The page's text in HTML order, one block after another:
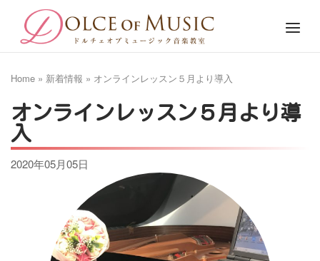
content
Home
Menu
Home » 新着情報 » オンラインレッスン５月より導入
オンラインレッスン５月より導
入
2020年05月05日